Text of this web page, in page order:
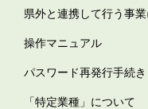
県外と連携して行う事
操作マニュアル
パスワード再発行手続き
「特定業種」について